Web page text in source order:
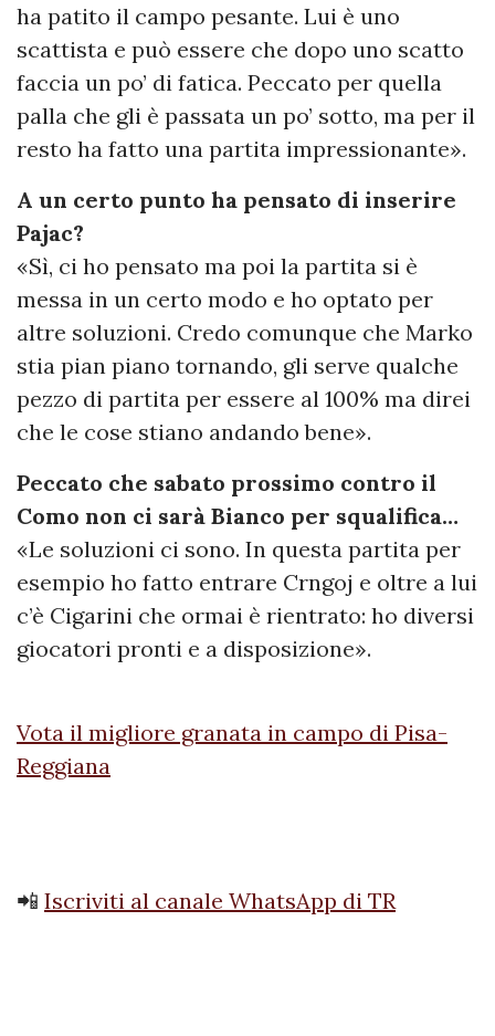
ha patito il campo pesante. Lui è uno
scattista e può essere che dopo uno scatto
faccia un po’ di fatica. Peccato per quella
palla che gli è passata un po’ sotto, ma per il
resto ha fatto una partita impressionante».
A un certo punto ha pensato di inserire
Pajac?
«Sì, ci ho pensato ma poi la partita si è
messa in un certo modo e ho optato per
altre soluzioni. Credo comunque che Marko
stia pian piano tornando, gli serve qualche
pezzo di partita per essere al 100% ma direi
che le cose stiano andando bene».
Peccato che sabato prossimo contro il
Como non ci sarà Bianco per squalifica…
«Le soluzioni ci sono. In questa partita per
esempio ho fatto entrare Crngoj e oltre a lui
c’è Cigarini che ormai è rientrato: ho diversi
giocatori pronti e a disposizione».
Vota il migliore granata in campo di Pisa-
Reggiana
📲 Iscriviti al canale WhatsApp di TR